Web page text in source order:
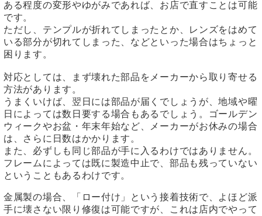
ある程度の変形やゆがみであれば、お店で直すことは可能
です。
ただし、テンプルが折れてしまったとか、レンズをはめて
いる部分が切れてしまった、などといった場合はちょっと
困ります。
対応としては、まず壊れた部品をメーカーから取り寄せる
方法があります。
うまくいけば、翌日には部品が届くでしょうが、地域や曜
日によっては数日要する場合もあるでしょう。ゴールデン
ウィークやお盆・年末年始など、メーカーがお休みの場合
は、さらに日数はかかります。
また、必ずしも同じ部品が手に入るわけではありません。
フレームによっては既に製造中止で、部品も残っていない
ということもあるわけです。
金属製の場合、「ロー付け」という接着技術で、よほど派
手に壊さない限り修復は可能ですが、これは店内でやって